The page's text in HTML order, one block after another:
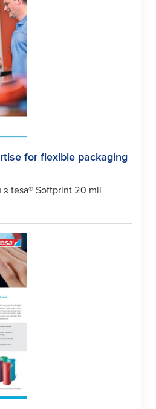
for flexible packaging
з tesa® Softprint 20 mil